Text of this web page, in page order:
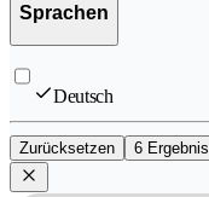
Sprachen
Deutsch
Zurücksetzen 6